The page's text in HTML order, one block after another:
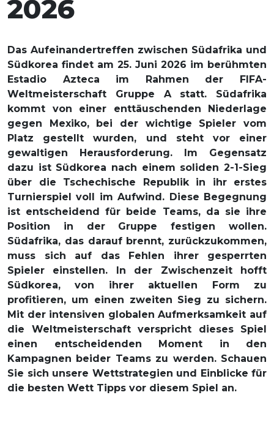
2026
Das Aufeinandertreffen zwischen Südafrika und
Südkorea findet am 25. Juni 2026 im berühmten
Estadio Azteca im Rahmen der FIFA-
Weltmeisterschaft Gruppe A statt. Südafrika
kommt von einer enttäuschenden Niederlage
gegen Mexiko, bei der wichtige Spieler vom
Platz gestellt wurden, und steht vor einer
gewaltigen Herausforderung. Im Gegensatz
dazu ist Südkorea nach einem soliden 2-1-Sieg
über die Tschechische Republik in ihr erstes
Turnierspiel voll im Aufwind. Diese Begegnung
ist entscheidend für beide Teams, da sie ihre
Position in der Gruppe festigen wollen.
Südafrika, das darauf brennt, zurückzukommen,
muss sich auf das Fehlen ihrer gesperrten
Spieler einstellen. In der Zwischenzeit hofft
Südkorea, von ihrer aktuellen Form zu
profitieren, um einen zweiten Sieg zu sichern.
Mit der intensiven globalen Aufmerksamkeit auf
die Weltmeisterschaft verspricht dieses Spiel
einen entscheidenden Moment in den
Kampagnen beider Teams zu werden. Schauen
Sie sich unsere Wettstrategien und Einblicke für
die besten Wett Tipps vor diesem Spiel an.